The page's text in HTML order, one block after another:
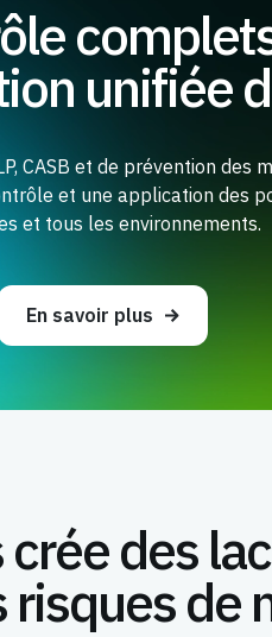
unifiée
CASB et de prévention des
et une application des
et tous les environnements.
En savoir plus
des
de